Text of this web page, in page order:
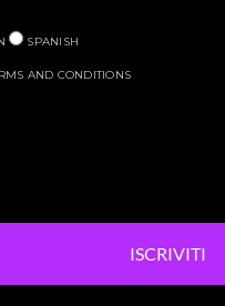
SPANISH
AND CONDITIONS
ISCRIVITI